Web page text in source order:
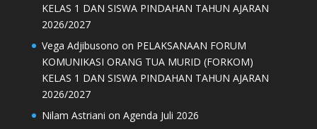
KELAS 1 DAN SISWA PINDAHAN TAHUN AJARAN
2026/2027
Vega Adjibusono on PELAKSANAAN FORUM
KOMUNIKASI ORANG TUA MURID (FORKOM)
KELAS 1 DAN SISWA PINDAHAN TAHUN AJARAN
2026/2027
Nilam Astriani on Agenda Juli 2026